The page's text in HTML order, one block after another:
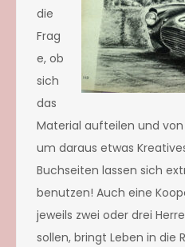
die
Frag
e, ob
sich
das
Material aufteilen und
um daraus etwas
Buchseiten lassen sich
benutzen! Auch eine
jeweils zwei oder drei
sollen, bringt Leben in die